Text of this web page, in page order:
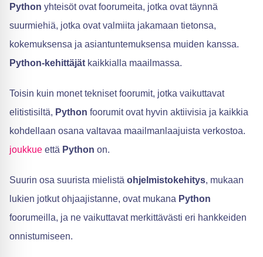
Python yhteisöt ovat foorumeita, jotka ovat täynnä
suurmiehiä, jotka ovat valmiita jakamaan tietonsa,
kokemuksensa ja asiantuntemuksensa muiden kanssa.
Python-kehittäjät kaikkialla maailmassa.
Toisin kuin monet tekniset foorumit, jotka vaikuttavat
elitistisiltä, Python foorumit ovat hyvin aktiivisia ja kaikkia
kohdellaan osana valtavaa maailmanlaajuista verkostoa.
joukkue että Python on.
Suurin osa suurista mielistä ohjelmistokehitys, mukaan
lukien jotkut ohjaajistanne, ovat mukana Python
foorumeilla, ja ne vaikuttavat merkittävästi eri hankkeiden
onnistumiseen.